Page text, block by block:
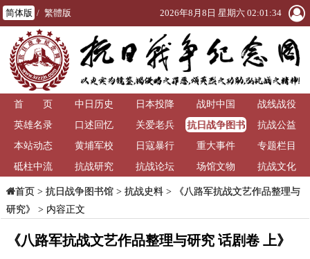
简体版 / 繁體版 2026年8月8日 星期六 02:01:34
首 页 中日历史 日本投降 战时中国
战线战役
英雄名录
口述回忆 关爱老兵
抗日战争图书
馆
抗战公益
本站动态
黄埔军校 日寇暴行 重大事件
专题栏目
砥柱中流
抗战研究 抗战论坛 场馆文物 抗战文化
首页> 抗日战争图书馆> 抗战史料>
《八路军抗战文艺作品整理与
研究》
> 内容正文
《八路军抗战文艺作品整理与研究 话剧卷 上》